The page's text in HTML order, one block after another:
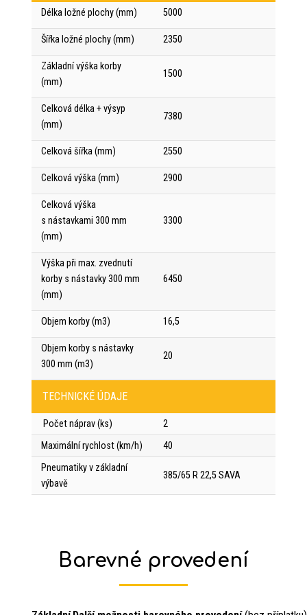
Délka ložné plochy (mm) 5000
Šířka ložné plochy (mm) 2350
Základní výška korby
(mm)
1500
Celková délka + výsyp
(mm)
7380
Celková šířka (mm) 2550
Celková výška (mm) 2900
Celková výška
s nástavkami 300 mm
(mm)
3300
Výška při max. zvednutí
korby s nástavky 300 mm
(mm)
6450
Objem korby (m3) 16,5
Objem korby s nástavky
300 mm (m3)
20
TECHNICKÉ ÚDAJE
Počet náprav (ks)
2
Maximální rychlost (km/h)
40
Pneumatiky v základní
výbavě
385/65 R 22,5 SAVA
Barevné provedení